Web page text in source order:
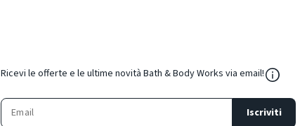
Ricevi le offerte e le ultime novità Bath & Body Works via email!
Iscriviti